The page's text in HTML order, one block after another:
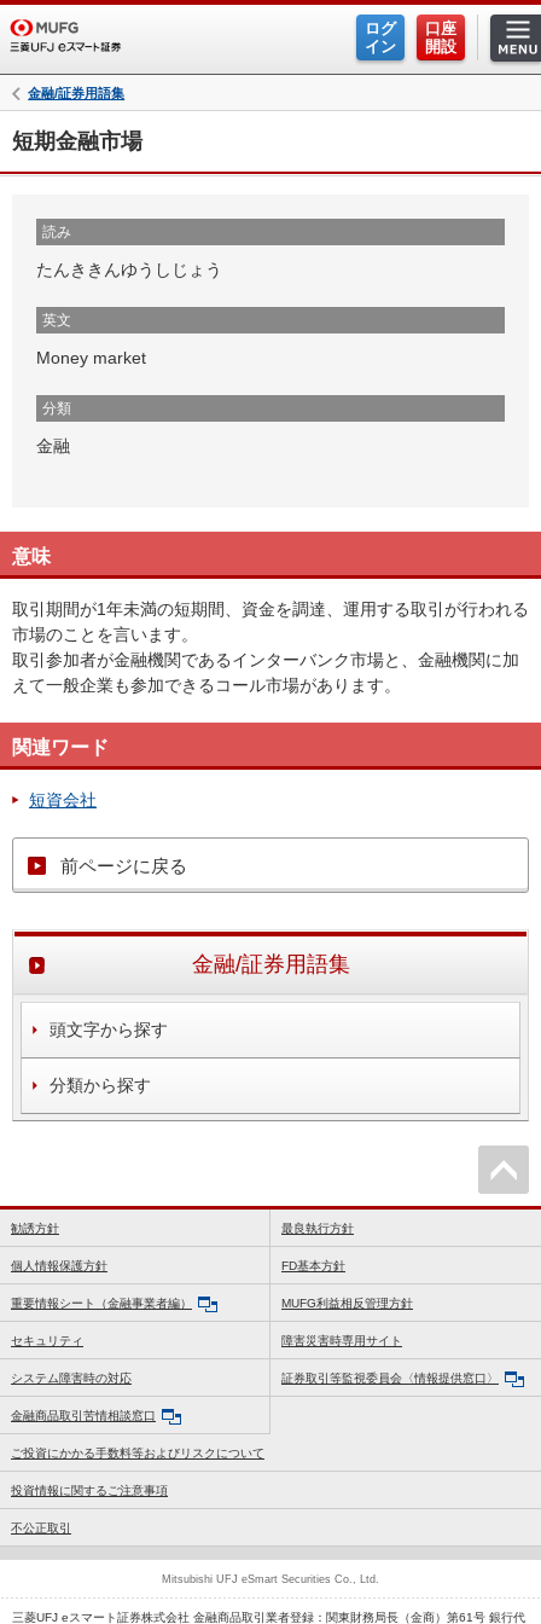
ログ
イン
口座
開設
金融/証券用語集
短期金融市場
読み
たんききんゆうしじょう
英文
Money market
分類
金融
意味
取引期間が1年未満の短期間、資金を調達、運用する取引が行われる
市場のことを言います。
取引参加者が金融機関であるインターバンク市場と、金融機関に加
えて一般企業も参加できるコール市場があります。
関連ワード
短資会社
前ページに戻る
金融/証券用語集
頭文字から探す
分類から探す
勧誘方針 最良執行方針
個人情報保護方針 FD基本方針
重要情報シート（金融事業者編） MUFG利益相反管理方針
セキュリティ 障害災害時専用サイト
システム障害時の対応 証券取引等監視委員会〈情報提供窓口〉
金融商品取引苦情相談窓口
ご投資にかかる手数料等およびリスクについて
投資情報に関するご注意事項
不公正取引
三菱UFJ eスマート証券株式会社 金融商品取引業者登録：関東財務局長（金商）第61号 銀行代
Mitsubishi UFJ eSmart Securities Co., Ltd.